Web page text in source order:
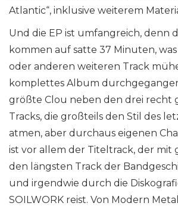
Atlantic“, inklusive weiterem
Und die EP ist umfangreich, denn
kommen auf satte 37 Minuten,
oder anderen weiteren Track
komplettes Album
größte Clou neben den drei recht
Tracks, die großteils den Stil des
atmen, aber durchaus eigenen
ist vor allem der Titeltrack, der mit
den längsten Track der
und irgendwie durch die
SOILWORK reist. Von Modern